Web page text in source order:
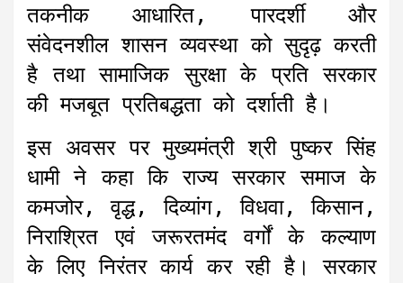
तकनीक आधारित, पारदर्शी और
संवेदनशील शासन व्यवस्था को सुदृढ़ करती
है तथा सामाजिक सुरक्षा के प्रति सरकार
की मजबूत प्रतिबद्धता को दर्शाती है।
इस अवसर पर मुख्यमंत्री श्री पुष्कर सिंह
धामी ने कहा कि राज्य सरकार समाज के
कमजोर, वृद्ध, दिव्यांग, विधवा, किसान,
निराश्रित एवं जरूरतमंद वर्गों के कल्याण
के लिए निरंतर कार्य कर रही है। सरकार